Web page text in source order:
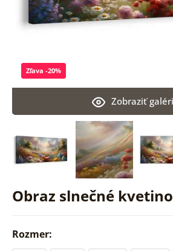
Obraz slnečné
Zobraziť
Zľava -20%
Rozmer: